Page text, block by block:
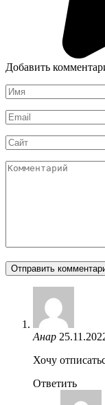
Добавить
Имя
*
Email
*
Сайт
Комментарий
Анар
Хочу
Ответить